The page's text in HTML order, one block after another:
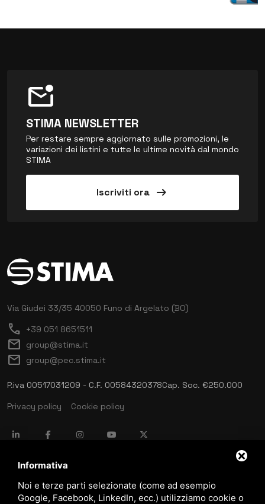
mark_email_unread
STIMA NEWSLETTER
Per restare sempre aggiornato sulle promozioni, le
variazioni dei listini e tutte le ultime novità dal mondo
STIMA
Iscriviti ora arrow_right_alt
Via Giudei 33/35 40050 Funo di Argelato (BO)
call +39 051 8651511
mail group@stima.it
mail group@pec.stima.it
P.iva 00517031209 - C.F. 00584320378Cap. Soc. €250.000
Privacy policy
Cookie policy
language ITALIANO
Informativa
Noi e terze parti selezionate (come ad esempio
Google, Facebook, LinkedIn, ecc.) utilizziamo cookie o